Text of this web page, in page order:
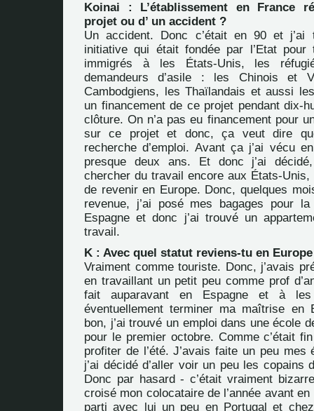
Koinai : L’établissement en France
projet ou d’ un accident ?
Un accident. Donc c’était en 90 et j’ai
initiative qui était fondée par l’Etat
immigrés à les États-Unis, les
demandeurs d’asile : les Chinois et
Cambodgiens, les Thaïlandais et aussi
un financement de ce projet pendant dix-
clôture. On n’a pas eu financement pour
sur ce projet et donc, ça veut dire
recherche d’emploi. Avant ça j’ai vécu
presque deux ans. Et donc j’ai
chercher du travail encore aux États-Unis,
de revenir en Europe. Donc, quelques
revenue, j’ai posé mes bagages pour
Espagne et donc j’ai trouvé un
travail.
K : Avec quel statut reviens-tu en
Vraiment comme touriste. Donc, j’avais
en travaillant un petit peu comme prof
fait auparavant en Espagne et à
éventuellement terminer ma maîtrise en
bon, j’ai trouvé un emploi dans une école
pour le premier octobre. Comme c’était
profiter de l’été. J’avais faite un peu mes
j’ai décidé d’aller voir un peu les copains
Donc par hasard - c’était vraiment
croisé mon colocataire de l’année avant en
parti avec lui un peu en Portugal et